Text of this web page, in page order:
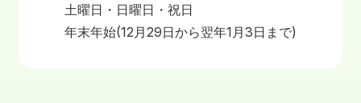
土曜日・日曜日・祝日
年末年始(12月29日から翌年1月3日まで)